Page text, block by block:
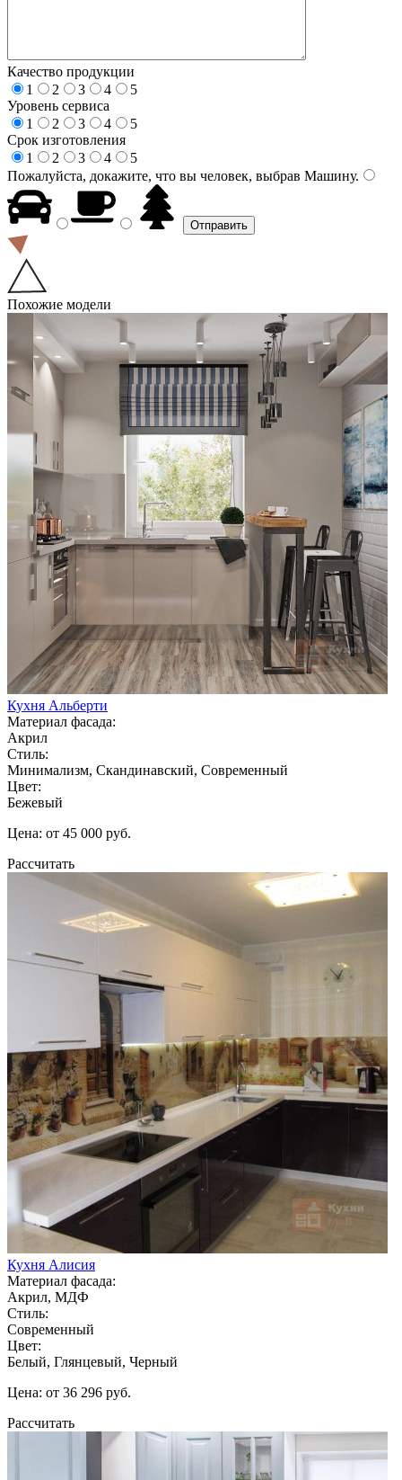
Качество продукции
1
2 3 4
5
Уровень сервиса
1
2 3 4
5
Срок изготовления
1
2 3 4
5
Пожалуйста, докажите, что вы человек, выбрав Машину.
Похожие модели
Кухня Альберти
Материал фасада:
Акрил
Стиль:
Минимализм, Скандинавский, Современный
Цвет:
Бежевый
Цена: от 45 000 руб.
Рассчитать
Кухня Алисия
Материал фасада:
Акрил, МДФ
Стиль:
Современный
Цвет:
Белый, Глянцевый, Черный
Цена: от 36 296 руб.
Рассчитать